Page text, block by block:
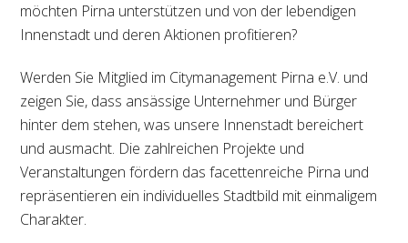
möchten Pirna unterstützen und von der lebendigen
Innenstadt und deren Aktionen profitieren?
Werden Sie Mitglied im Citymanagement Pirna e.V. und
zeigen Sie, dass ansässige Unternehmer und Bürger
hinter dem stehen, was unsere Innenstadt bereichert
und ausmacht. Die zahlreichen Projekte und
Veranstaltungen fördern das facettenreiche Pirna und
repräsentieren ein individuelles Stadtbild mit einmaligem
Charakter.